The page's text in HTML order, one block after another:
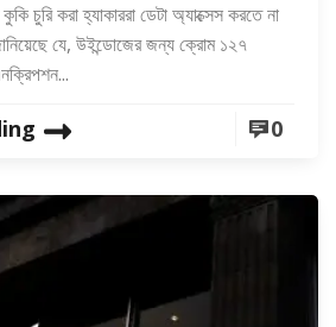
চুরি করা হ্যাকাররা ডেটা অ্যাক্সেস করতে না
যে, উইন্ডোজের জন্য ক্রোম ১২৭
0